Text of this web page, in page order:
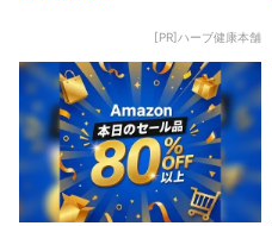
[PR]ハーブ健康本舗